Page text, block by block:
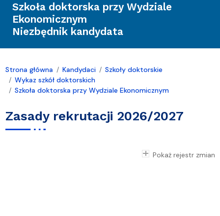
Szkoła doktorska przy Wydziale
Ekonomicznym
Niezbędnik kandydata
Strona główna Kandydaci
Szkoły doktorskie
Wykaz szkół doktorskich
Szkoła doktorska przy Wydziale Ekonomicznym
Zasady rekrutacji 2026/2027
Pokaż rejestr zmian